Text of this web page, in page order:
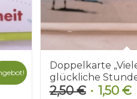
Doppelkarte
glückliche
2,50€ 1,50 €